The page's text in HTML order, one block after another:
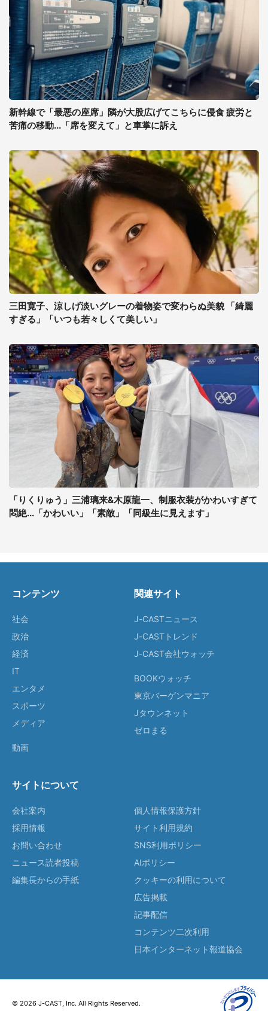
新幹線で「最悪の座席」隣が大股広げてこちらに侵食 疲労と
苦痛の移動...「席を変えて」と車掌に訴え
三田寛子、涼しげ淡いグレーの着物姿で変わらぬ美貌 「綺麗
すぎる」「いつも若々しくて美しい」
「りくりゅう」三浦璃来&木原龍一、制服衣装がかわいすぎて
悶絶...「かわいい」「素敵」「同級生に見えます」
コンテンツ
社会
政治
経済
IT
エンタメ
スポーツ
メディア
動画
関連サイト
J-CASTニュース
J-CASTトレンド
J-CAST会社ウォッチ
BOOKウォッチ
東京バーゲンマニア
Jタウンネット
ゼロまる
サイトについて
会社案内
採用情報
お問い合わせ
ニュース読者投稿
編集長からの手紙
個人情報保護方針
サイト利用規約
SNS利用ポリシー
AIポリシー
クッキーの利用について
広告掲載
記事配信
コンテンツ二次利用
日本インターネット報道協会
© 2026 J-CAST, Inc. All Rights Reserved.